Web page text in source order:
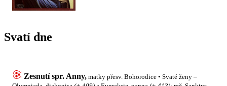
Svatí dne
Zesnutí spr. Anny, matky přesv. Bohorodice • Svaté ženy –